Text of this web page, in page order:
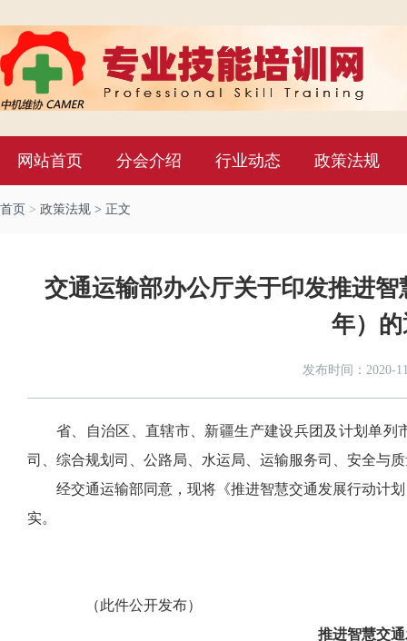
网站首页 分会介绍 行业动态 政策法规
首页 > 政策法规 > 正文
交通运输部办公厅关于印发推进智
年）
发布时间：2020-
省、自治区、直辖市、新疆生产建设兵团及计划单
司、综合规划司、公路局、水运局、运输服务司、安全与
经交通运输部同意，现将《推进智慧交通发展行动计划
实。
（此件公开发布）
推进智慧交